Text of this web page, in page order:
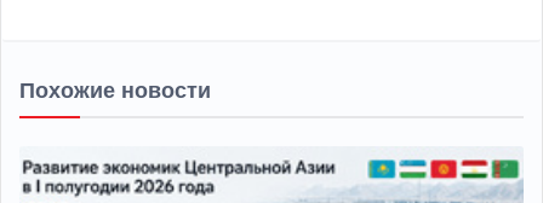
Похожие новости